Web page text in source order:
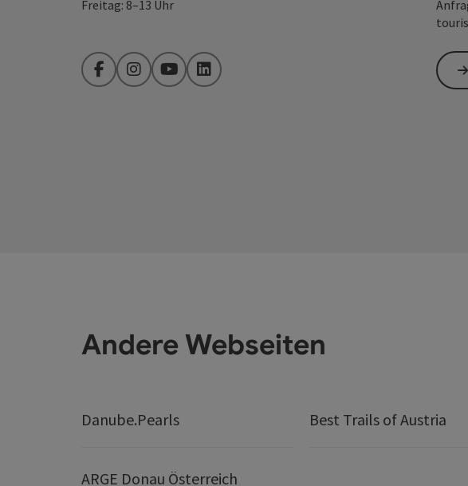
Freitag: 8–13 Uhr
FacebookInstagramYouTubeLinkedIn
Andere Webseiten
Danube.Pearls Best Trails of Austria
ARGE Donau Österreich